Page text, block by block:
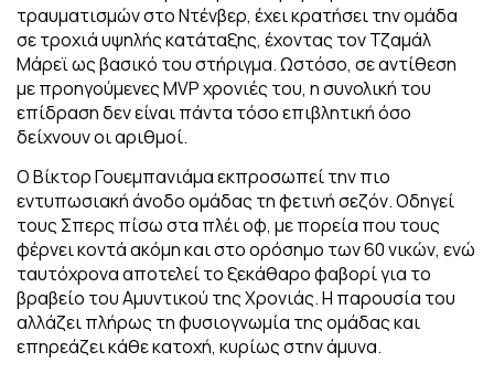
τραυματισμών στο Ντένβερ, έχει κρατήσει την ομάδα
σε τροχιά υψηλής κατάταξης, έχοντας τον Τζαμάλ
Μάρεϊ ως βασικό του στήριγμα. Ωστόσο, σε αντίθεση
με προηγούμενες MVP χρονιές του, η συνολική του
επίδραση δεν είναι πάντα τόσο επιβλητική όσο
δείχνουν οι αριθμοί.
Ο Βίκτορ Γουεμπανιάμα εκπροσωπεί την πιο
εντυπωσιακή άνοδο ομάδας τη φετινή σεζόν. Οδηγεί
τους Σπερς πίσω στα πλέι οφ, με πορεία που τους
φέρνει κοντά ακόμη και στο ορόσημο των 60 νικών, ενώ
ταυτόχρονα αποτελεί το ξεκάθαρο φαβορί για το
βραβείο του Αμυντικού της Χρονιάς. Η παρουσία του
αλλάζει πλήρως τη φυσιογνωμία της ομάδας και
επηρεάζει κάθε κατοχή, κυρίως στην άμυνα.